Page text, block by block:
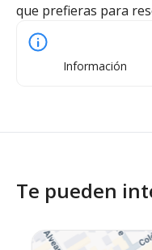
que prefieras para
Información
Te pueden